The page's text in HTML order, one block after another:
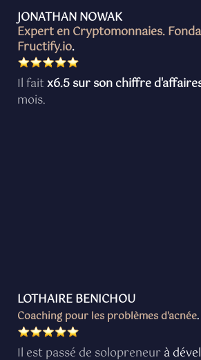
JONATHAN NOWAK
Expert en Cryptomonnaies.
Fructify.io.
Il faitx6.5 sur son chiffre
mois.
LOTHAIRE BENICHOU
Coaching pour les problèmes d'acnée.
Il est passé de solopreneurà